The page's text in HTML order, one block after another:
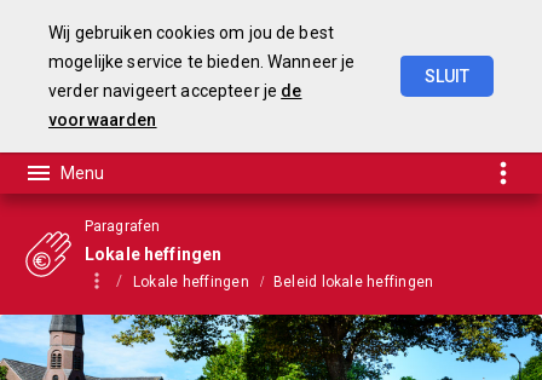
Wij gebruiken cookies om jou de best
mogelijke service te bieden. Wanneer je
verder navigeert accepteer je de
voorwaarden
SLUIT
Paragrafen
Lokale heffingen
Lokale heffingen Beleid lokale heffingen